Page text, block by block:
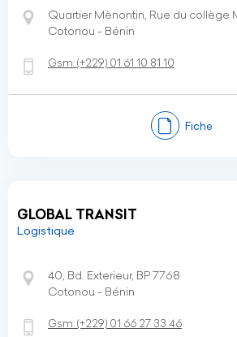
Quartier Mènontin, Rue du collège
Cotonou - Bénin
Gsm:(+229) 01 61 10 81 10
Fiche
GLOBAL TRANSIT
Logistique
40, Bd. Exterieur, BP 7768
Cotonou - Bénin
Gsm:(+229) 01 66 27 33 46